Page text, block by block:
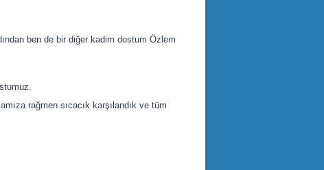
ben de bir diğer kadim dostum Özlem
rağmen sıcacık karşılandık ve tüm